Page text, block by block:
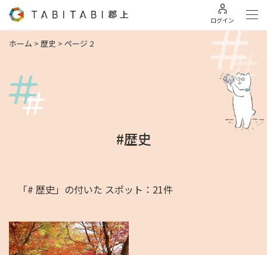
ログイン
ホーム > 歴史 > ページ 2
#歴史
「# 歴史」の付いた スポット：21件